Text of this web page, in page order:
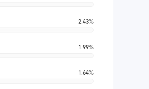
2.43%
1.99%
1.64%